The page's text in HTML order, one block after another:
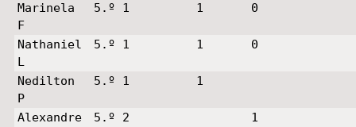
Marinela
F
5.º 1 1 0
Nathaniel
L
5.º 1 1 0
Nedilton
P
5.º 1 1
Alexandre
5.º 2 1